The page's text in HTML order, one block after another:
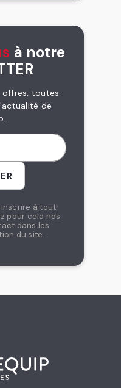
à notre
offres, toutes
de
à tout
pour cela nos
dans les
du site.